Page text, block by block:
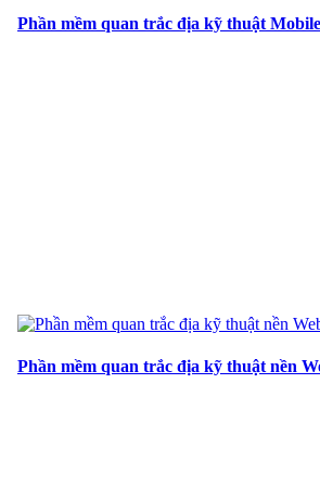
Phần mềm quan trắc địa kỹ thuật
Phần mềm quan trắc địa kỹ thuật nền